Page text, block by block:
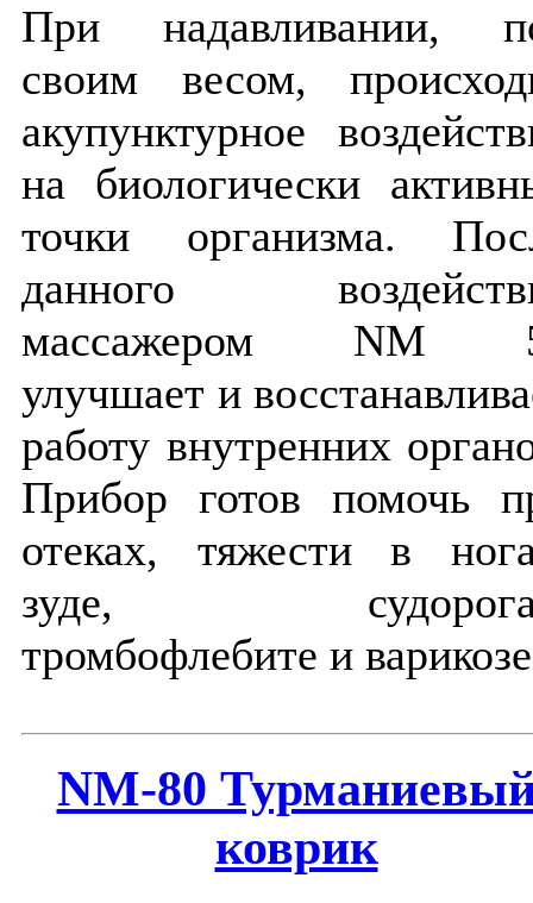
При надавливании,
своим весом,
акупунктурное
на биологически
точки организма.
данного
массажером NM
улучшает и
работу внутренних
Прибор готов помочь
отеках, тяжести в
зуде,
тромбофлебите и
NM-80
коврик